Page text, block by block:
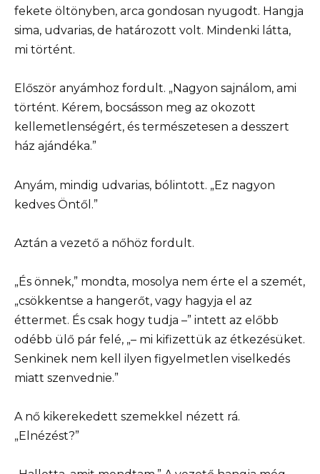
fekete öltönyben, arca gondosan nyugodt. Hangja
sima, udvarias, de határozott volt. Mindenki látta,
mi történt.
Először anyámhoz fordult. „Nagyon sajnálom, ami
történt. Kérem, bocsásson meg az okozott
kellemetlenségért, és természetesen a desszert
ház ajándéka.”
Anyám, mindig udvarias, bólintott. „Ez nagyon
kedves Öntől.”
Aztán a vezető a nőhöz fordult.
„És önnek,” mondta, mosolya nem érte el a szemét,
„csökkentse a hangerőt, vagy hagyja el az
éttermet. És csak hogy tudja –” intett az előbb
odébb ülő pár felé, „– mi kifizettük az étkezésüket.
Senkinek nem kell ilyen figyelmetlen viselkedés
miatt szenvednie.”
A nő kikerekedett szemekkel nézett rá.
„Elnézést?”